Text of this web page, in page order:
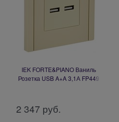
IEK FORTE&PIANO Ваниль
Розетка USB A+A 3,1А FP449
2 347 руб.